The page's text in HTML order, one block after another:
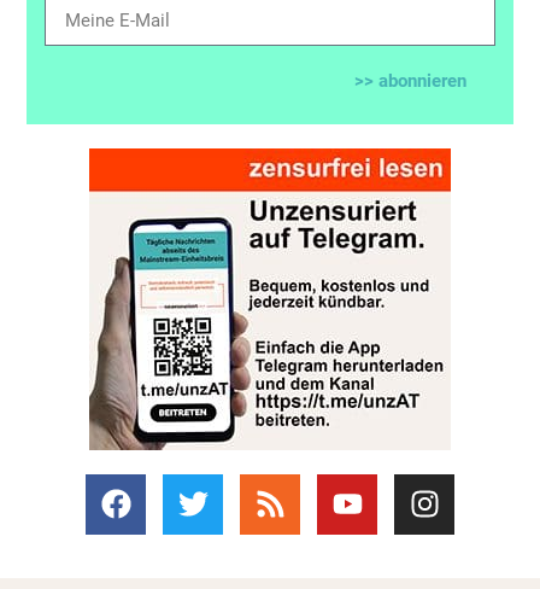
>> abonnieren